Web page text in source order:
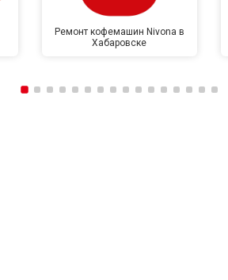
Ремонт кофемашин Nivona в
Хабаровске